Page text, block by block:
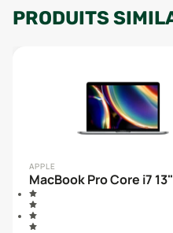
PRODUITS
APPLE
MacBook Pro Core i7